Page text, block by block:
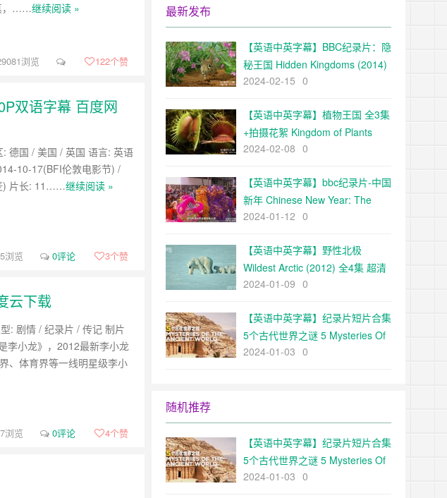
，……继续阅读 »
浏览 122个赞
双语字幕 百度网
德国 / 美国 / 英国 语言: 英语
10-17(BFI伦敦电影节) /
) 片长: 11……继续阅读 »
浏览 0评论 3个赞
云下载
: 剧情 / 纪录片 / 传记 制片
李小龙》，2012最新李小龙
、体育界等一线明星级李小
浏览 0评论 4个赞
最新发布
【英语中英字幕】BBC纪录片：隐
秘王国 Hidden Kingdoms (2014)
全3集+电影版 Hidden
2024-02-15 0
【英语中英字幕】植物王国 全3集
+拍摄花絮 Kingdom of Plants
with David Attenborough 高清
2024-02-08 0
【英语中英字幕】bbc纪录片-中国
新年 Chinese New Year: The
Biggest Celebration on Earth
2024-01-12 0
【英语中英字幕】野性北极
Wildest Arctic (2012) 全4集 超清
720P下载
2024-01-09 0
【英语中英字幕】纪录片短片合集
5个古代世界之谜 5 Mysteries Of
The Ancient World超清1080p下
2024-01-03 0
随机推荐
【英语中英字幕】纪录片短片合集
5个古代世界之谜 5 Mysteries Of
The Ancient World超清1080p下
2024-01-03 0